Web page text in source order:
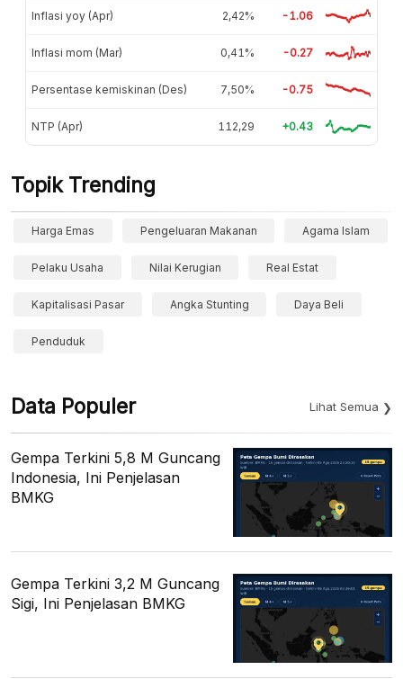
Inflasi yoy (Apr) 2,42% -1.06
Inflasi mom (Mar) 0,41% -0.27
Persentase kemiskinan (Des) 7,50% -0.75
NTP (Apr) 112,29 +0.43
Topik Trending
Harga Emas Pengeluaran Makanan Agama Islam
Pelaku Usaha Nilai Kerugian Real Estat
Kapitalisasi Pasar Angka Stunting Daya Beli
Penduduk
Data Populer Lihat Semua
Gempa Terkini 5,8 M Guncang
Indonesia, Ini Penjelasan
BMKG
Gempa Terkini 3,2 M Guncang
Sigi, Ini Penjelasan BMKG